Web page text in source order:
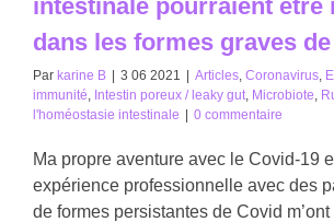
intestinale pourraient être
dans les formes graves
Par karine B | 3 06 2021 | Articles Coronavirus
immunité Intestin poreux / leaky gut Microbiote
l'homéostasie intestinale | 0 commentaire
Ma propre aventure avec le Covid-19
expérience professionnelle avec des
de formes persistantes de Covid